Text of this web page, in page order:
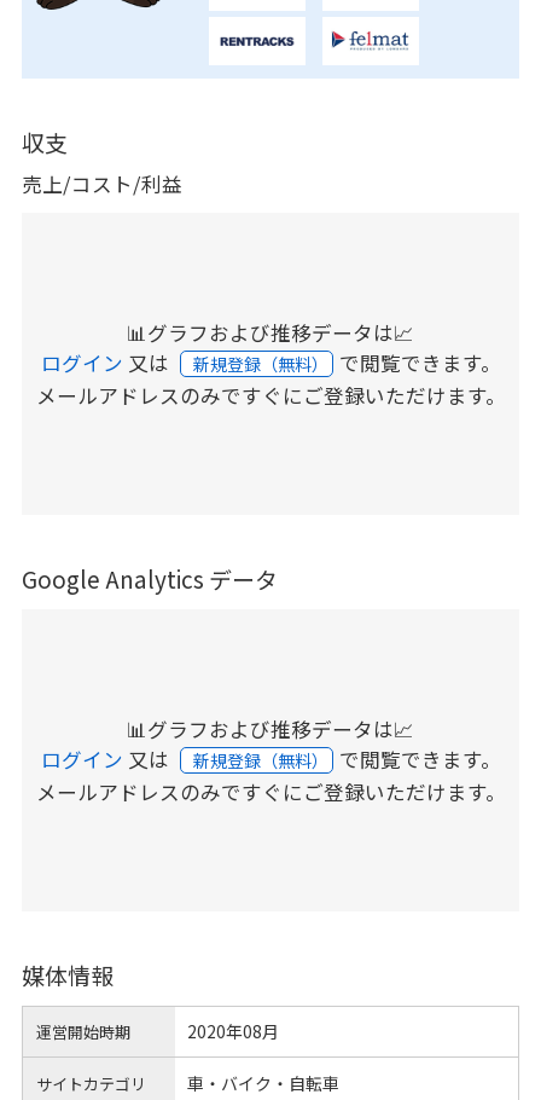
収支
売上/コスト/利益
📊グラフおよび推移データは📈
ログイン 又は 新規登録（無料） で閲覧できます。
メールアドレスのみですぐにご登録いただけます。
Google Analytics データ
📊グラフおよび推移データは📈
ログイン 又は 新規登録（無料） で閲覧できます。
メールアドレスのみですぐにご登録いただけます。
媒体情報
運営開始時期 2020年08月
サイトカテゴリ 車・バイク・自転車